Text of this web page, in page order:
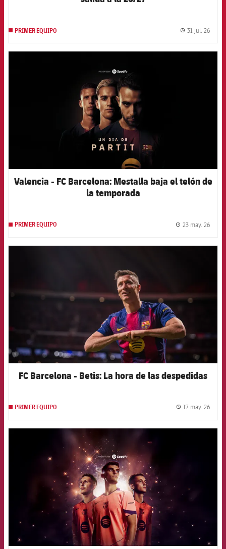
PRIMER EQUIPO 31 jul. 26
Valencia - FC Barcelona: Mestalla baja el telón de
la temporada
PRIMER EQUIPO 23 may. 26
FC Barcelona - Betis: La hora de las despedidas
PRIMER EQUIPO 17 may. 26